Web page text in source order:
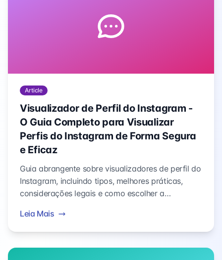
Article
Visualizador de Perfil do Instagram -
O Guia Completo para Visualizar
Perfis do Instagram de Forma Segura
e Eficaz
Guia abrangente sobre visualizadores de perfil do
Instagram, incluindo tipos, melhores práticas,
considerações legais e como escolher a
Leia Mais